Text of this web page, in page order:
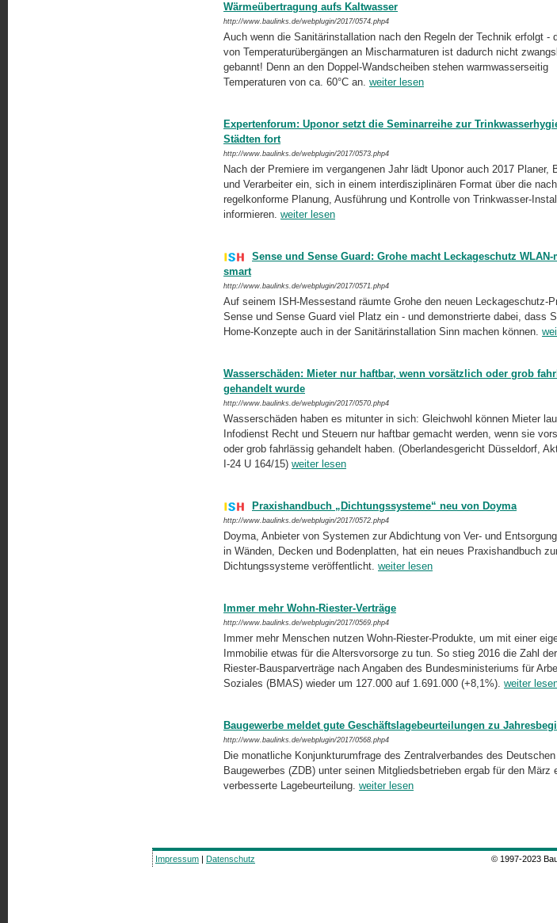
Wärmeübertragung aufs Kaltwasser
http://www.baulinks.de/webplugin/2017/0574.php4
Auch wenn die Sanitärinstallation nach den Regeln der Technik erfolgt -
von Temperaturübergängen an Mischarmaturen ist dadurch nicht
gebannt! Denn an den Doppel-Wandscheiben stehen warmwasserseitig
Temperaturen von ca. 60°C an. weiter lesen
Expertenforum: Uponor setzt die Seminarreihe zur
Städten fort
http://www.baulinks.de/webplugin/2017/0573.php4
Nach der Premiere im vergangenen Jahr lädt Uponor auch 2017 Planer,
und Verarbeiter ein, sich in einem interdisziplinären Format über die
regelkonforme Planung, Ausführung und Kon­trolle von Trinkwasser-
informieren. weiter lesen
Sense und Sense Guard: Grohe macht Leckageschutz WLAN-
smart
http://www.baulinks.de/webplugin/2017/0571.php4
Auf seinem ISH-Messestand räumte Grohe den neuen Leckageschutz-
Sense und Sense Guard viel Platz ein - und demonstrierte dabei, dass
Home-Konzepte auch in der Sanitärinstallation Sinn machen können.
Wasserschäden: Mieter nur haftbar, wenn vorsätzlich oder grob
gehandelt wurde
http://www.baulinks.de/webplugin/2017/0570.php4
Wasserschäden haben es mitunter in sich: Gleichwohl können Mieter
Infodienst Recht und Steuern nur haftbar gemacht werden, wenn sie
oder grob fahrlässig gehandelt haben. (Oberlan­des­gericht Düsseldorf,
I-24 U 164/15) weiter lesen
Praxishandbuch „Dichtungssysteme“ neu von Doyma
http://www.baulinks.de/webplugin/2017/0572.php4
Doyma, Anbieter von Systemen zur Abdichtung von Ver- und
in Wänden, Decken und Bodenplatten, hat ein neues Praxishandbuch
Dichtungssysteme veröffentlicht. weiter lesen
Immer mehr Wohn-Riester-Verträge
http://www.baulinks.de/webplugin/2017/0569.php4
Immer mehr Menschen nutzen Wohn-Riester-Produkte, um mit einer
Immobilie etwas für die Altersvorsorge zu tun. So stieg 2016 die Zahl
Riester-Bausparverträge nach Angaben des Bundesmi­nis­te­ri­ums für
Soziales (BMAS) wieder um 127.000 auf 1.691.000 (+8,1%). weiter
Baugewerbe meldet gute Geschäftslagebeurteilungen zu
http://www.baulinks.de/webplugin/2017/0568.php4
Die monatliche Konjunkturumfrage des Zentralverbandes des Deut­schen
Baugewerbes (ZDB) unter seinen Mitgliedsbetrieben ergab für den März
verbesserte Lagebeurteilung. weiter lesen
Impressum | Datenschutz © 1997-2023